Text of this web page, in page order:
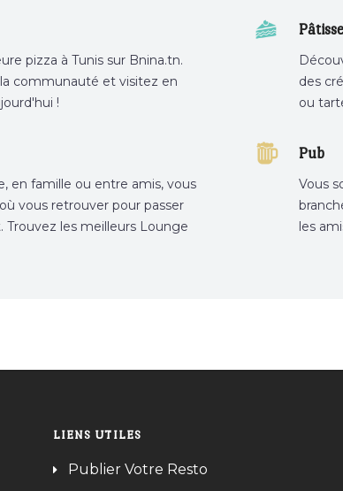
pizza à Tunis sur Bnina.tn.
la communauté et visitez en
!
des
ou
tunis,
en famille ou entre amis, vous
vous retrouver pour passer
les meilleurs Lounge
Pub
Vous
les
LIENS UTILES
Publier Votre Resto